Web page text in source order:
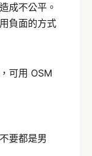
成不公平。
負面的方式
可用 OSM
要都是男